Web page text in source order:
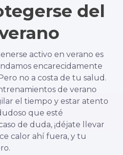
del
activo en verano es
encarecidamente
no a costa de tu salud.
de verano
el tiempo y estar atento
que esté
de duda, ¡déjate llevar
calor ahí fuera, y tu